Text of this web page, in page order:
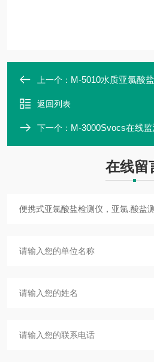
上一个： M-5010水质亚氯酸
返回列表
下一个： M-3000Svocs在线监测
在线留